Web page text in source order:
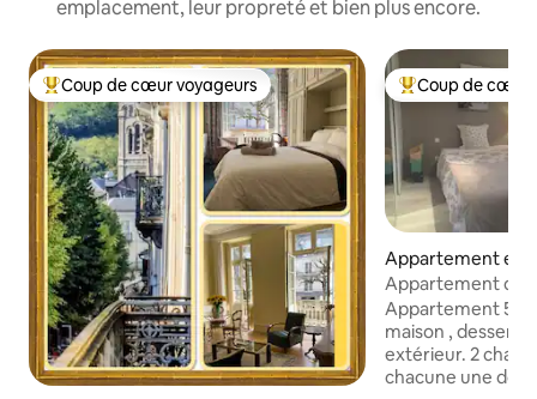
emplacement, leur propreté et bien plus encore.
Coups de cœur voyageurs les plus appréciés
Coup de cœur voyageurs Coups de cœur
Coup de cœur
Appartement en
⋅ Capvern
Appartement de
et 2 douches.
Appartement
maison , desservi
extérieur. 2
chacune une douche